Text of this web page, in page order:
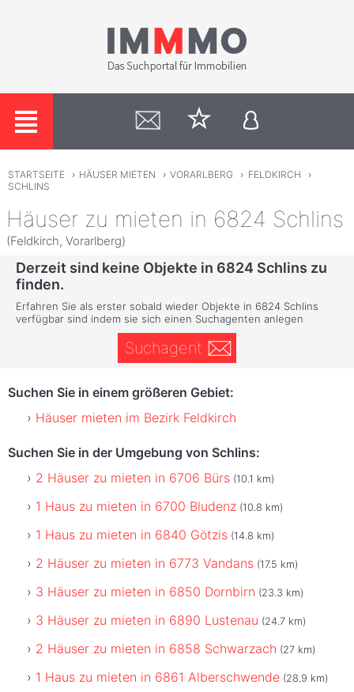
STARTSEITE › HÄUSER MIETEN › VORARLBERG › FELDKIRCH
›
SCHLINS
Häuser zu mieten in 6824 Schlins
(Feldkirch, Vorarlberg)
Derzeit sind keine Objekte in 6824 Schlins zu
finden.
Erfahren Sie als erster sobald wieder Objekte in 6824 Schlins
verfügbar sind indem sie sich einen Suchagenten anlegen
Suchagent
Suchen Sie in einem größeren Gebiet:
Häuser mieten im Bezirk Feldkirch
Suchen Sie in der Umgebung von Schlins:
2 Häuser zu mieten in 6706 Bürs (10.1 km)
1 Haus zu mieten in 6700 Bludenz (10.8 km)
1 Haus zu mieten in 6840 Götzis (14.8 km)
2 Häuser zu mieten in 6773 Vandans (17.5 km)
3 Häuser zu mieten in 6850 Dornbirn (23.3 km)
3 Häuser zu mieten in 6890 Lustenau (24.7 km)
2 Häuser zu mieten in 6858 Schwarzach (27 km)
1 Haus zu mieten in 6861 Alberschwende (28.9 km)